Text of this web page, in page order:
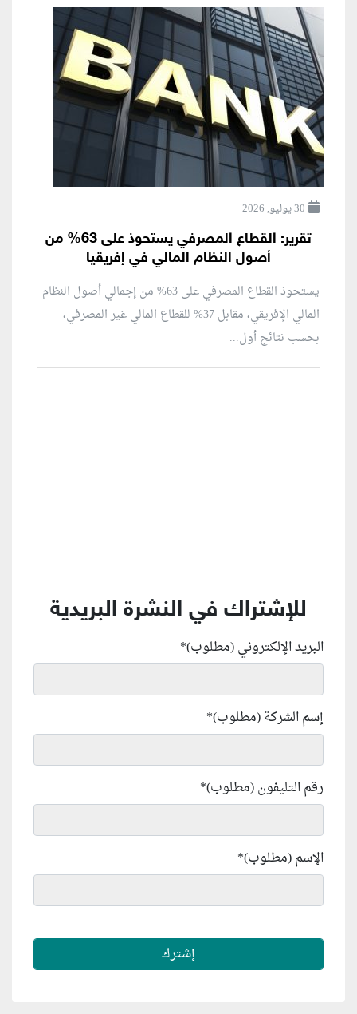
30 يوليو, 2026
تقرير: القطاع المصرفي يستحوذ على 63% من
أصول النظام المالي في إفريقيا
يستحوذ القطاع المصرفي على 63% من إجمالي أصول النظام
المالي الإفريقي، مقابل 37% للقطاع المالي غير المصرفي،
بحسب نتائج أول...
للإشتراك في النشرة البريدية
البريد الإلكتروني (مطلوب)*
إسم الشركة (مطلوب)*
رقم التليفون (مطلوب)*
الإسم (مطلوب)*